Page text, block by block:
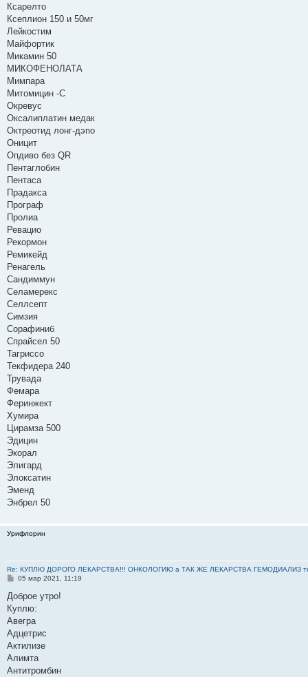
Ксарелто
Ксеплион 150 и 50мг
Лейкостим
Майфортик
Микамин 50
МИКОФЕНОЛАТА
Мимпара
Митомицин -С
Окревус
Оксалиплатин медак
Октреотид лонг-дэпо
Оницит
Опдиво без QR
Пентаглобин
Пентаса
Прадакса
Програф
Пролиа
Ревацио
Рекормон
Ремикейд
Ренагель
Сандиммун
Селамерекс
Селлсепт
Симзия
Сорафиниб
Спрайсел 50
Тагриссо
Текфидера 240
Трувада
Фемара
Феринжект
Хумира
Цирамза 500
Эдицин
Экорал
Элигард
Элоксатин
Эменд
Энбрел 50
Урифлорин
Re: КУПЛЮ ДОРОГО ЛЕКАРСТВА!!! ОНКОЛОГИЮ а ТАК ЖЕ ЛЕКАРСТВА ГЕМОДИАЛИЗ тел:
С
о
щ
е
и
е
05 мар 2021, 11:19
Доброе утро!
Куплю:
Авегра
Адцетрис
Актилизе
Алимта
Антитромбин